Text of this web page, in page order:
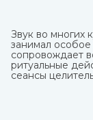
Звук во многих
занимал
сопровождает
ритуальные
сеансы